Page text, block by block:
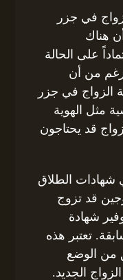
في جزر
هناك
على الحالة
من أن
الزواج في جزر
مثل الهوية
قد يحتاجون
شهادات الطلاق
قد تزوج
شهادة
تعتبر هذه
من الوضع
الجديد.